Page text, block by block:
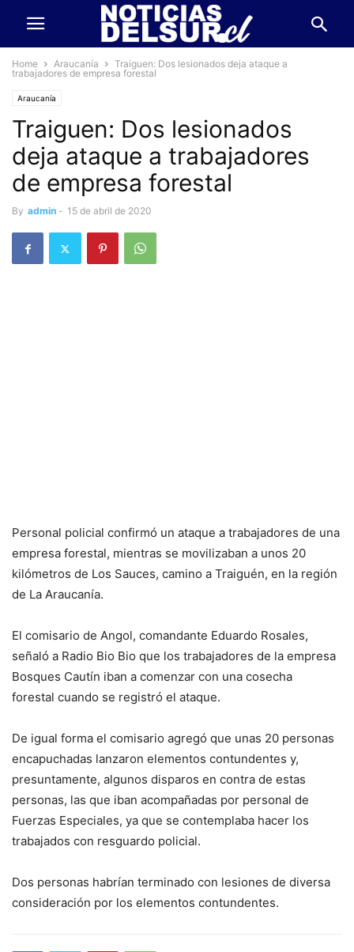
Home Araucanía
Traiguen: Dos lesionados deja ataque a
trabajadores de empresa forestal
Araucanía
Traiguen: Dos lesionados
deja ataque a trabajadores
de empresa forestal
By admin - 15 de abril de 2020
Personal policial confirmó un ataque a trabajadores de una
empresa forestal, mientras se movilizaban a unos 20
kilómetros de Los Sauces, camino a Traiguén, en la región
de La Araucanía.
El comisario de Angol, comandante Eduardo Rosales,
señaló a Radio Bio Bio que los trabajadores de la empresa
Bosques Cautín iban a comenzar con una cosecha
forestal cuando se registró el ataque.
De igual forma el comisario agregó que unas 20 personas
encapuchadas lanzaron elementos contundentes y,
presuntamente, algunos disparos en contra de estas
personas, las que iban acompañadas por personal de
Fuerzas Especiales, ya que se contemplaba hacer los
trabajados con resguardo policial.
Dos personas habrían terminado con lesiones de diversa
consideración por los elementos contundentes.